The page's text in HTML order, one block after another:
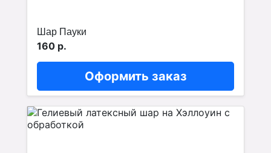
Шар Пауки
160 р.
Оформить заказ